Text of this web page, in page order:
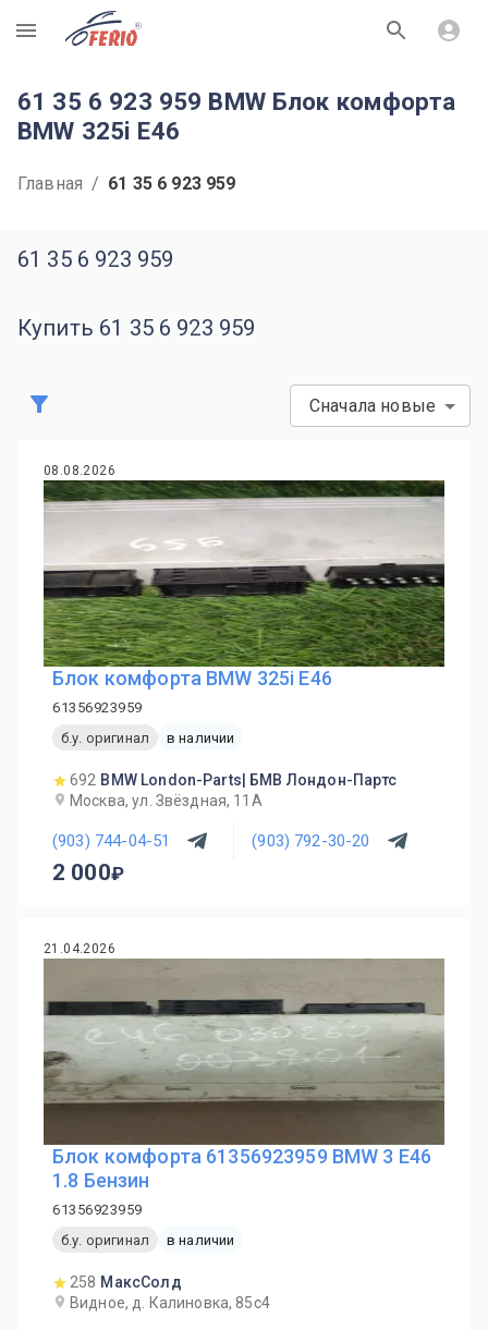
R
61 35 6 923 959 BMW Блок комфорта
BMW 325i E46
Главная / 61 35 6 923 959
61 35 6 923 959
Купить 61 35 6 923 959
Сначала новые
08.08.2026
Блок комфорта BMW 325i E46
61356923959
б.у. оригинал
в наличии
692 BMW London-Parts| БМВ Лондон-Партс
Москва, ул. Звёздная, 11А
(903) 744-04-51 (903) 792-30-20
2 000
21.04.2026
Блок комфорта 61356923959 BMW 3 E46
1.8 Бензин
61356923959
б.у. оригинал
в наличии
258 МаксСолд
Видное, д. Калиновка, 85с4